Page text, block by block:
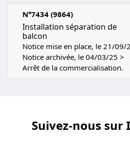
N°7434 (9864)
Installation séparation de
balcon
Notice mise en place, le 21/09/
Notice archivée, le 04/03/25 >
Arrêt de la commercialisation.
Suivez-nous sur